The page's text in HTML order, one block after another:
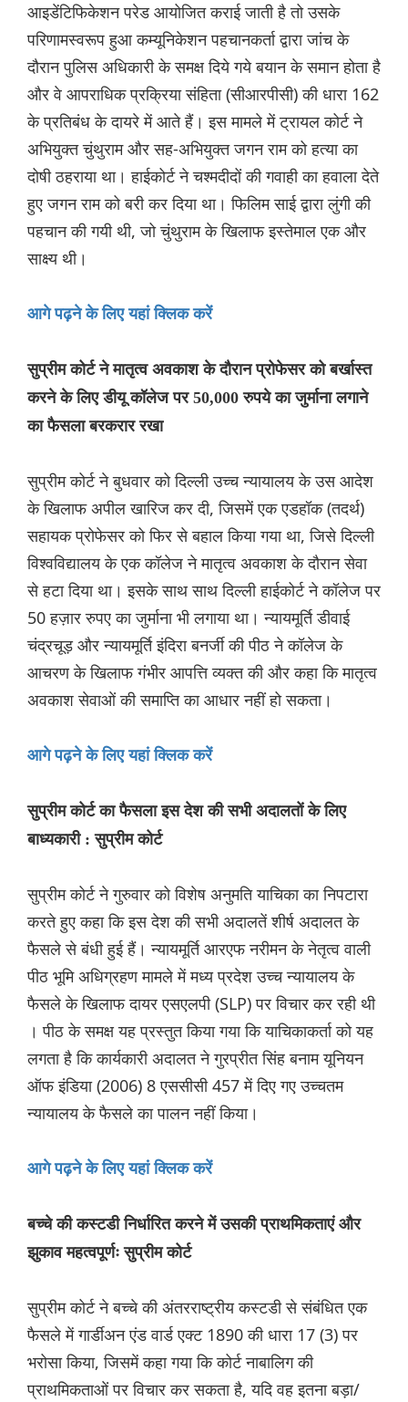
आइडेंटिफिकेशन परेड आयोजित कराई जाती है तो उसके
परिणामस्वरूप हुआ कम्यूनिकेशन पहचानकर्ता द्वारा जांच के
दौरान पुलिस अधिकारी के समक्ष दिये गये बयान के समान होता है
और वे आपराधिक प्रक्रिया संहिता (सीआरपीसी) की धारा 162
के प्रतिबंध के दायरे में आते हैं। इस मामले में ट्रायल कोर्ट ने
अभियुक्त चुंथुराम और सह-अभियुक्त जगन राम को हत्या का
दोषी ठहराया था। हाईकोर्ट ने चश्मदीदों की गवाही का हवाला देते
हुए जगन राम को बरी कर दिया था। फिलिम साई द्वारा लुंगी की
पहचान की गयी थी, जो चुंथुराम के खिलाफ इस्तेमाल एक और
साक्ष्य थी।
आगे पढ़ने के लिए यहां क्लिक करें
सुप्रीम कोर्ट ने मातृत्व अवकाश के दौरान प्रोफेसर को बर्खास्त
करने के लिए डीयू कॉलेज पर 50,000 रुपये का जुर्माना लगाने
का फैसला बरकरार रखा
सुप्रीम कोर्ट ने बुधवार को दिल्ली उच्च न्यायालय के उस आदेश
के खिलाफ अपील खारिज कर दी, जिसमें एक एडहॉक (तदर्थ)
सहायक प्रोफेसर को फिर से बहाल किया गया था, जिसे दिल्ली
विश्वविद्यालय के एक कॉलेज ने मातृत्व अवकाश के दौरान सेवा
से हटा दिया था। इसके साथ साथ दिल्ली हाईकोर्ट ने कॉलेज पर
50 हज़ार रुपए का जुर्माना भी लगाया था। न्यायमूर्ति डीवाई
चंद्रचूड़ और न्यायमूर्ति इंदिरा बनर्जी की पीठ ने कॉलेज के
आचरण के खिलाफ गंभीर आपत्ति व्यक्त की और कहा कि मातृत्व
अवकाश सेवाओं की समाप्ति का आधार नहीं हो सकता।
आगे पढ़ने के लिए यहां क्लिक करें
सुप्रीम कोर्ट का फैसला इस देश की सभी अदालतों के लिए
बाध्यकारी : सुप्रीम कोर्ट
सुप्रीम कोर्ट ने गुरुवार को विशेष अनुमति याचिका का निपटारा
करते हुए कहा कि इस देश की सभी अदालतें शीर्ष अदालत के
फैसले से बंधी हुई हैं। न्यायमूर्ति आरएफ नरीमन के नेतृत्व वाली
पीठ भूमि अधिग्रहण मामले में मध्य प्रदेश उच्च न्यायालय के
फैसले के खिलाफ दायर एसएलपी (SLP) पर विचार कर रही थी
। पीठ के समक्ष यह प्रस्तुत किया गया कि याचिकाकर्ता को यह
लगता है कि कार्यकारी अदालत ने गुरप्रीत सिंह बनाम यूनियन
ऑफ इंडिया (2006) 8 एससीसी 457 में दिए गए उच्चतम
न्यायालय के फैसले का पालन नहीं किया।
आगे पढ़ने के लिए यहां क्लिक करें
बच्चे की कस्टडी निर्धारित करने में उसकी प्राथमिकताएं और
झुकाव महत्वपूर्णः सुप्रीम कोर्ट
सुप्रीम कोर्ट ने बच्चे की अंतरराष्ट्रीय कस्टडी से संबंधित एक
फैसले में गार्ड‌ीअन एंड वार्ड एक्ट 1890 की धारा 17 (3) पर
भरोसा किया, जिसमें कहा गया कि कोर्ट नाबालिग की
प्राथमिकताओं पर विचार कर सकता है, यदि वह इतना बड़ा/